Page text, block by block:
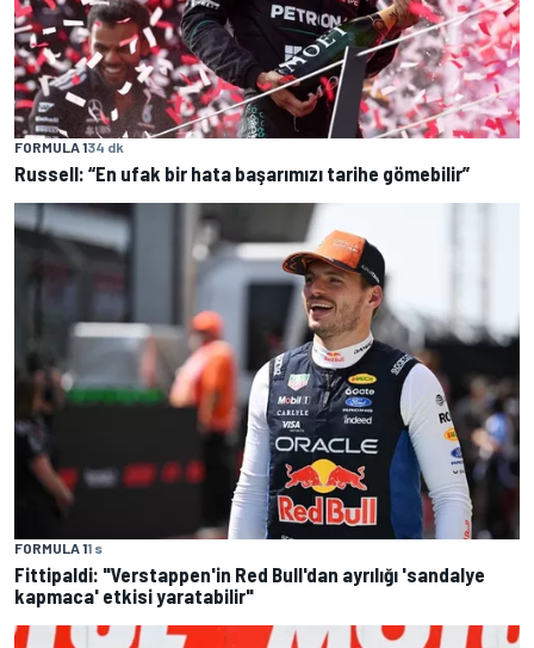
FORMULA 134 dk
Russell: “En ufak bir hata başarımızı tarihe gömebilir”
FORMULA 11 s
Fittipaldi: "Verstappen'in Red Bull'dan ayrılığı 'sandalye
kapmaca' etkisi yaratabilir"